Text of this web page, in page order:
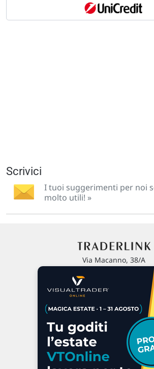
Scrivici
I tuoi suggerimenti per noi
molto utili! »
Via Macanno, 38/A
P.IVA 02 452 460 401
Chi siamo
Commenti e segnalazioni
Contattaci